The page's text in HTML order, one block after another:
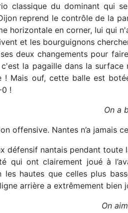
classique du dominant qui
reprend le contrôle de la
horizontale en corner, lui qui
et les bourguignons
deux changements pour
c'est la pagaille dans la
! Mais ouf, cette balle est
!
On a
offensive. Nantes n’a jamais
défensif nantais pendant
qui ont clairement joué à
les hautes que celles plus
arrière a extrêmement bien
On